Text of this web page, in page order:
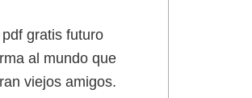
gratis futuro
al mundo que
viejos amigos.